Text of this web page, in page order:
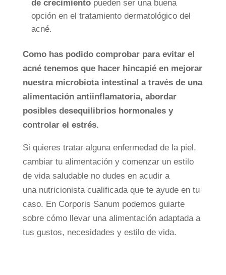
de crecimientopueden ser una buena
opción en el tratamiento dermatológico del
acné.
Como has podido comprobar para evitar el
acné tenemos que hacer hincapié en mejorar
nuestra microbiota intestinal a través de una
alimentación antiinflamatoria, abordar
posibles desequilibrios hormonales y
controlar el estrés.
Si quieres tratar alguna enfermedad de la piel,
cambiar tu alimentación y comenzar un estilo
de vida saludable no dudes en acudir a
una nutricionista cualificada que te ayude en tu
caso. En Corporis Sanum podemos guiarte
sobre cómo llevar una alimentación adaptada a
tus gustos, necesidades y estilo de vida.